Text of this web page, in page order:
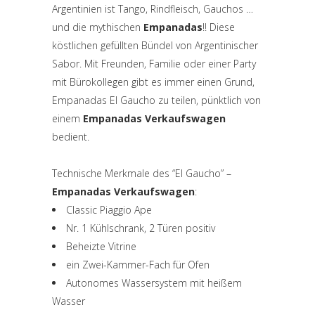
Argentinien ist Tango, Rindfleisch, Gauchos …
und die mythischen Empanadas!! Diese
köstlichen gefüllten Bündel von Argentinischer
Sabor. Mit Freunden, Familie oder einer Party
mit Bürokollegen gibt es immer einen Grund,
Empanadas El Gaucho zu teilen, pünktlich von
einem Empanadas Verkaufswagen
bedient.
Technische Merkmale des “El Gaucho” –
Empanadas Verkaufswagen:
Classic Piaggio Ape
Nr. 1 Kühlschrank, 2 Türen positiv
Beheizte Vitrine
ein Zwei-Kammer-Fach für Ofen
Autonomes Wassersystem mit heißem
Wasser